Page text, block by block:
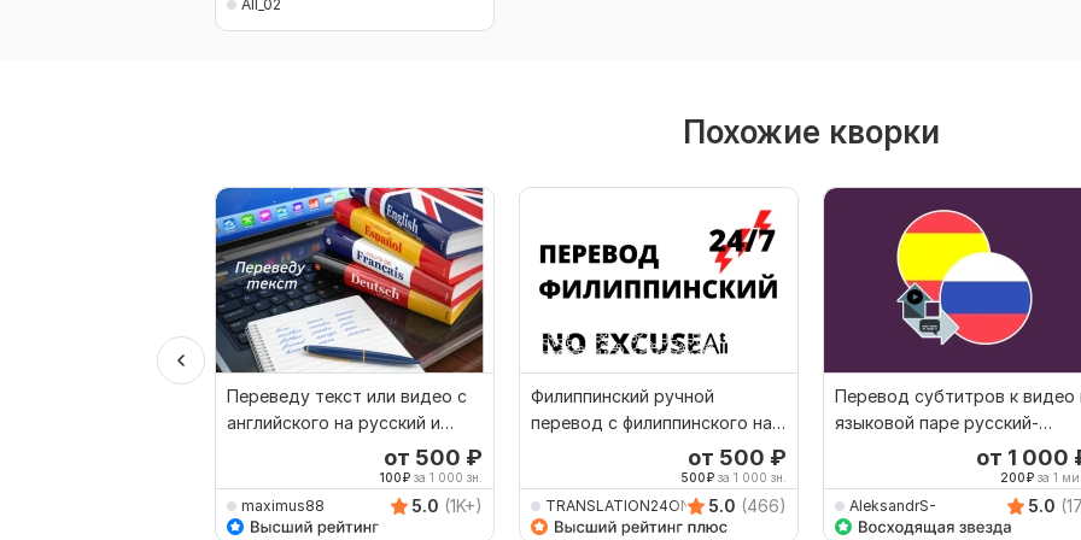
All_02
Похожие кворки
Переведу текст или видео с
английского на русский и
от 500 ₽
100₽ за 1 000 зн.
maximus88 5.0 (1K+)
Филиппинский ручной
перевод с филиппинского на
от 500 ₽
500₽ за 1 000 зн.
TRANSLATION24ON7 5.0 (466)
Перевод субтитров к видео
языковой паре русский-
от 1 000
200₽ за 1
AleksandrS- 5.0